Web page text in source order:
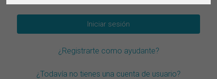
¿Registrarte como ayudante?
¿Todavía no tienes una cuenta de usuario?
Italiano